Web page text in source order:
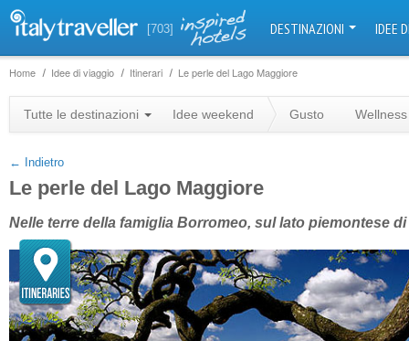
[703] DESTINAZIONI IDEE
Home Idee di viaggio Itinerari Le perle del Lago Maggiore
Tutte le destinazioni Idee weekend Gusto Wellness
← Indietro
Le perle del Lago Maggiore
Nelle terre della famiglia Borromeo, sul lato piemontese
+
−